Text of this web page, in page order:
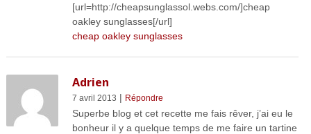
[url=http://cheapsunglassol.webs.com/]cheap
oakley sunglasses[/url]
cheap oakley sunglasses
Adrien
7 avril 2013 | Répondre
Superbe blog et cet recette me fais rêver, j’ai eu le
bonheur il y a quelque temps de me faire un tartine